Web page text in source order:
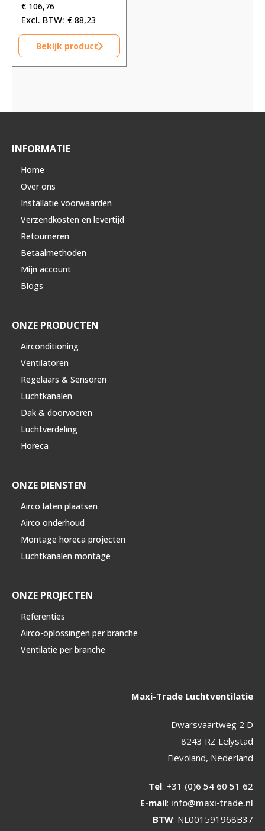
€ 106,76
€ 88,23
Bekijk product
INFORMATIE
Home
Over ons
Installatie voorwaarden
Verzendkosten en levertijd
Retourneren
Betaalmethoden
Mijn account
Blogs
ONZE PRODUCTEN
Airconditioning
Ventilatoren
Regelaars & Sensoren
Luchtkanalen
Dak & doorvoeren
Luchtverdeling
Horeca
ONZE DIENSTEN
Airco laten plaatsen
Airco onderhoud
Montage horeca projecten
Luchtkanalen montage
ONZE PROJECTEN
Referenties
Airco-oplossingen per branche
Ventilatie per branche
Maxi-Trade Luchtventilatie
Dwarsvaartweg 2 D
8243 RZ Lelystad
Flevoland, Nederland
Tel: +31 (0)6 54 60 51 62
E-mail: info@maxi-trade.nl
BTW: NL001591968B37